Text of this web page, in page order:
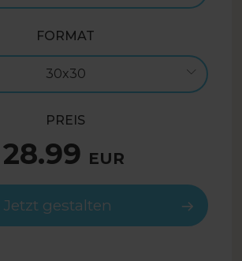
FORMAT
30x30
PREIS
28.99 EUR
Jetzt gestalten